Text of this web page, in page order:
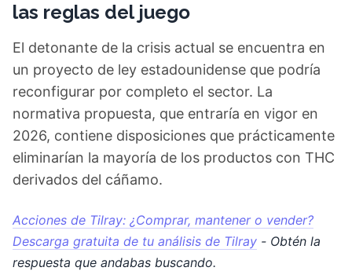
las reglas del juego
El detonante de la crisis actual se encuentra en
un proyecto de ley estadounidense que podría
reconfigurar por completo el sector. La
normativa propuesta, que entraría en vigor en
2026, contiene disposiciones que prácticamente
eliminarían la mayoría de los productos con THC
derivados del cáñamo.
Acciones de Tilray: ¿Comprar, mantener o vender?
Descarga gratuita de tu análisis de Tilray - Obtén la
respuesta que andabas buscando.